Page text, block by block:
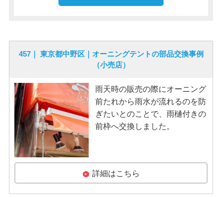
457｜ 東京都中野区｜オーニングテントの部品交換事例
（小売店）
雨天時の販売の際にオーニング
前たれから雨水が流れるのを防
ぎたいとのことで、雨樋付きの
前枠へ交換しました。
詳細はこちら